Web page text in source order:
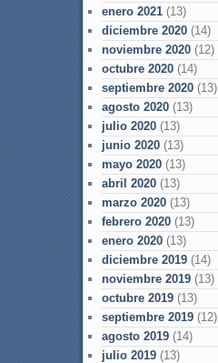
enero 2021(13)
diciembre 2020(14)
noviembre 2020(12)
octubre 2020(14)
septiembre 2020(13)
agosto 2020(13)
julio 2020(13)
junio 2020(13)
mayo 2020(13)
abril 2020(13)
marzo 2020(13)
febrero 2020(13)
enero 2020(13)
diciembre 2019(14)
noviembre 2019(13)
octubre 2019(13)
septiembre 2019(12)
agosto 2019(14)
julio 2019(13)